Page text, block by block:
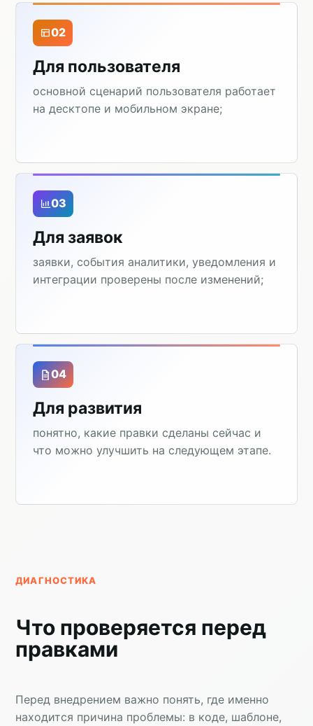
02
Для пользователя
основной сценарий пользователя работает
на десктопе и мобильном экране;
03
Для заявок
заявки, события аналитики, уведомления и
интеграции проверены после изменений;
04
Для развития
понятно, какие правки сделаны сейчас и
что можно улучшить на следующем этапе.
ДИАГНОСТИКА
Что проверяется перед
правками
Перед внедрением важно понять, где именно
находится причина проблемы: в коде, шаблоне,